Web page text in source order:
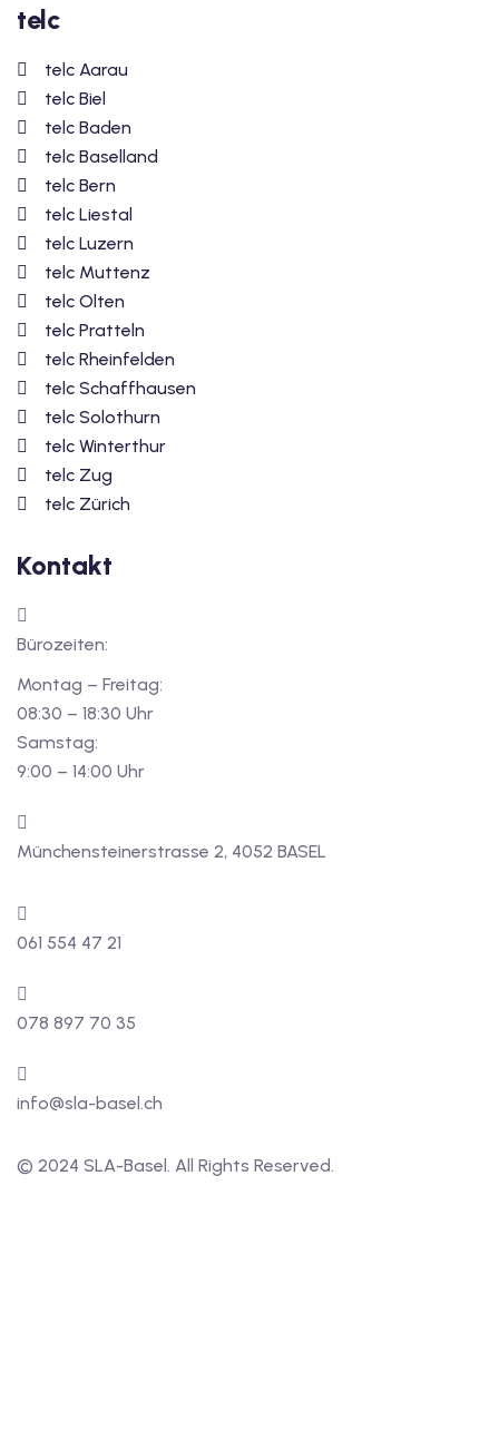
telc
telc Aarau
telc Biel
telc Baden
telc Baselland
telc Bern
telc Liestal
telc Luzern
telc Muttenz
telc Olten
telc Pratteln
telc Rheinfelden
telc Schaffhausen
telc Solothurn
telc Winterthur
telc Zug
telc Zürich
Kontakt
Bürozeiten:
Montag – Freitag:
08:30 – 18:30 Uhr
Samstag:
9:00 – 14:00 Uhr
Münchensteinerstrasse 2, 4052 BASEL
061 554 47 21
078 897 70 35
info@sla-basel.ch
© 2024 SLA-Basel. All Rights Reserved.​